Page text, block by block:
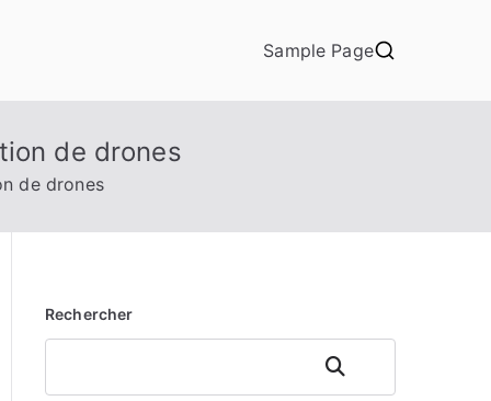
Sample Page
de drones
de drones
Rechercher
Rechercher